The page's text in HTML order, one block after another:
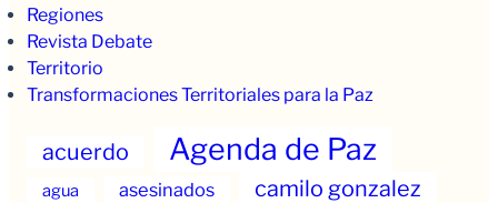
Regiones
Revista Debate
Territorio
Transformaciones Territoriales para la Paz
acuerdo Agenda de Paz
agua asesinados camilo gonzalez